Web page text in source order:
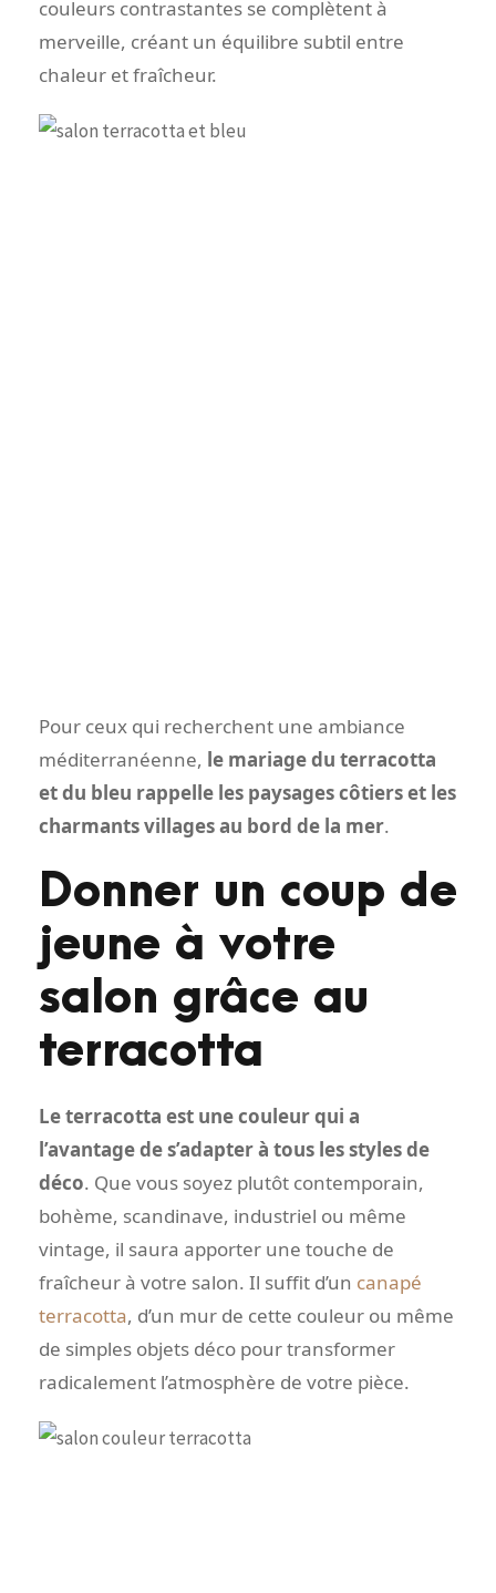
couleurs contrastantes se complètent à
merveille, créant un équilibre subtil entre
chaleur et fraîcheur.
Pour ceux qui recherchent une ambiance
méditerranéenne, le mariage du terracotta
et du bleu rappelle les paysages côtiers et les
charmants villages au bord de la mer.
Donner un coup de
jeune à votre
salon grâce au
terracotta
Le terracotta est une couleur qui a
l’avantage de s’adapter à tous les styles de
déco. Que vous soyez plutôt contemporain,
bohème, scandinave, industriel ou même
vintage, il saura apporter une touche de
fraîcheur à votre salon. Il suffit d’un canapé
terracotta, d’un mur de cette couleur ou même
de simples objets déco pour transformer
radicalement l’atmosphère de votre pièce.